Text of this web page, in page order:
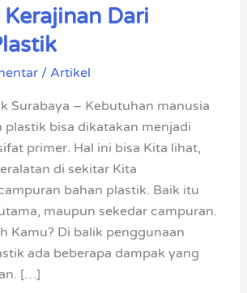
Dari
/ Artikel
Surabaya – Kebutuhan manusia
plastik bisa dikatakan menjadi
primer. Hal ini bisa Kita lihat,
di sekitar Kita
bahan plastik. Baik itu
maupun sekedar campuran.
Kamu? Di balik penggunaan
ada beberapa dampak yang
[…]